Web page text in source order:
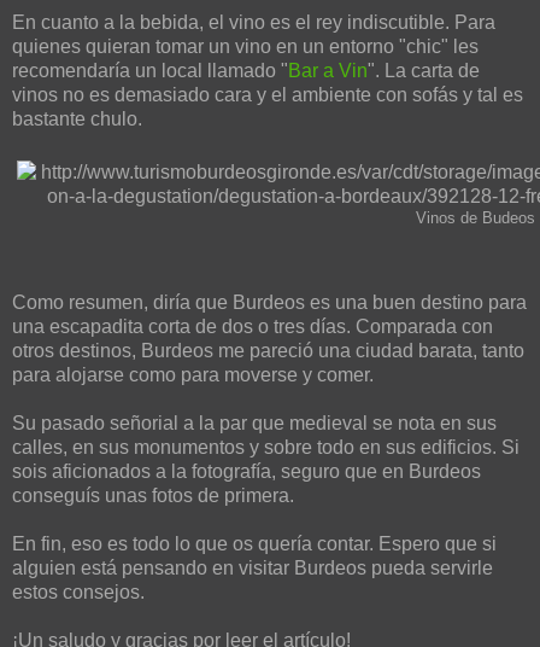
En cuanto a la bebida, el vino es el rey indiscutible. Para
quienes quieran tomar un vino en un entorno "chic" les
recomendaría un local llamado " Bar a Vin". La carta de
vinos no es demasiado cara y el ambiente con sofás y tal es
bastante chulo.
Vinos de Budeos
Como resumen, diría que Burdeos es una buen destino para
una escapadita corta de dos o tres días. Comparada con
otros destinos, Burdeos me pareció una ciudad barata, tanto
para alojarse como para moverse y comer.
Su pasado señorial a la par que medieval se nota en sus
calles, en sus monumentos y sobre todo en sus edificios. Si
sois aficionados a la fotografía, seguro que en Burdeos
conseguís unas fotos de primera.
En fin, eso es todo lo que os quería contar. Espero que si
alguien está pensando en visitar Burdeos pueda servirle
estos consejos.
¡Un saludo y gracias por leer el artículo!